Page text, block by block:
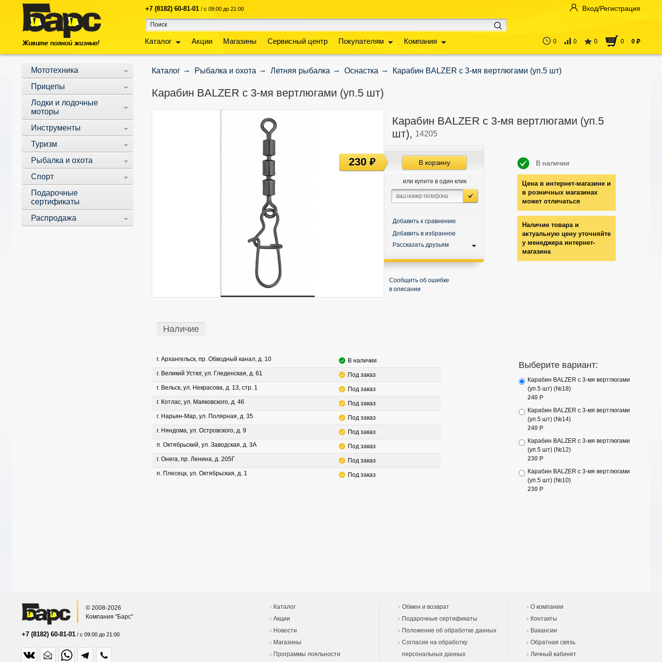
+7 (8182) 60-81-01 / с 09:00 до 21:00
Каталог Акции Магазины Сервисный центр Покупателям Компания
Вход/Регистрация
0 0 0 0 0 руб
Мототехника
Прицепы
Лодки и лодочные
моторы
Инструменты
Туризм
Рыбалка и охота
Спорт
Подарочные
сертификаты
Распродажа
Каталог Рыбалка и охота Летняя рыбалка Оснастка Карабин BALZER с 3-мя вертлюгами (уп.5 шт)
Карабин BALZER с 3-мя вертлюгами (уп.5 шт)
Карабин BALZER с 3-мя вертлюгами (уп.5
шт), 14205
В наличии
Цена в интернет-магазине и
в розничных магазинах
может отличаться
Наличие товара и
актуальную цену уточняйте
у менеджера интернет-
магазина
В корзину
или купите в один клик
Добавить к сравнению
Добавить в избранное
Рассказать друзьям
Сообщить об ошибке
в описании
230руб
Выберите вариант:
Карабин BALZER с 3-мя вертлюгами
(уп.5 шт) (№18)
240 Р
Карабин BALZER с 3-мя вертлюгами
(уп.5 шт) (№14)
240 Р
Карабин BALZER с 3-мя вертлюгами
(уп.5 шт) (№12)
230 Р
Карабин BALZER с 3-мя вертлюгами
(уп.5 шт) (№10)
230 Р
Наличие
г. Архангельск, пр. Обводный канал, д. 10
В наличии
г. Великий Устюг, ул. Гледенская, д. 61
Под заказ
г. Вельск, ул. Некрасова, д. 13, стр. 1
Под заказ
г. Котлас, ул. Маяковского, д. 46
Под заказ
г. Нарьян-Мар, ул. Полярная, д. 35
Под заказ
г. Няндома, ул. Островского, д. 9
Под заказ
п. Октябрьский, ул. Заводская, д. 3А
Под заказ
г. Онега, пр. Ленина, д. 205Г
Под заказ
п. Плесецк, ул. Октябрьская, д. 1
Под заказ
© 2008-2026
Компания "Барс"
+7 (8182) 60-81-01 / с 09:00 до 21:00
Каталог
Акции
Новости
Магазины
Программы лояльности
Обмен и возврат
Подарочные сертификаты
Положение об обработке данных
Согласие на обработку
персональных данных
О компании
Контакты
Вакансии
Обратная связь
Личный кабинет